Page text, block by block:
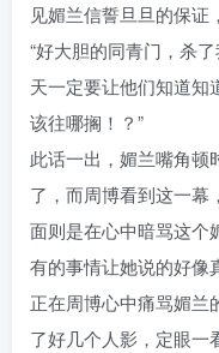
见媚兰信誓旦旦的保证
“好大胆的同青门，杀
天一定要让他们知道知
该往哪搁！？”
此话一出，媚兰嘴角顿
了，而周博看到这一幕
面则是在心中暗骂这个
有的事情让她说的好像
正在周博心中痛骂媚兰
了好几个人影，定眼一